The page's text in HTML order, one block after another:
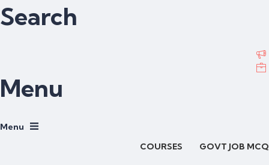
Search
Menu
COURSES GOVT JOB MCQ